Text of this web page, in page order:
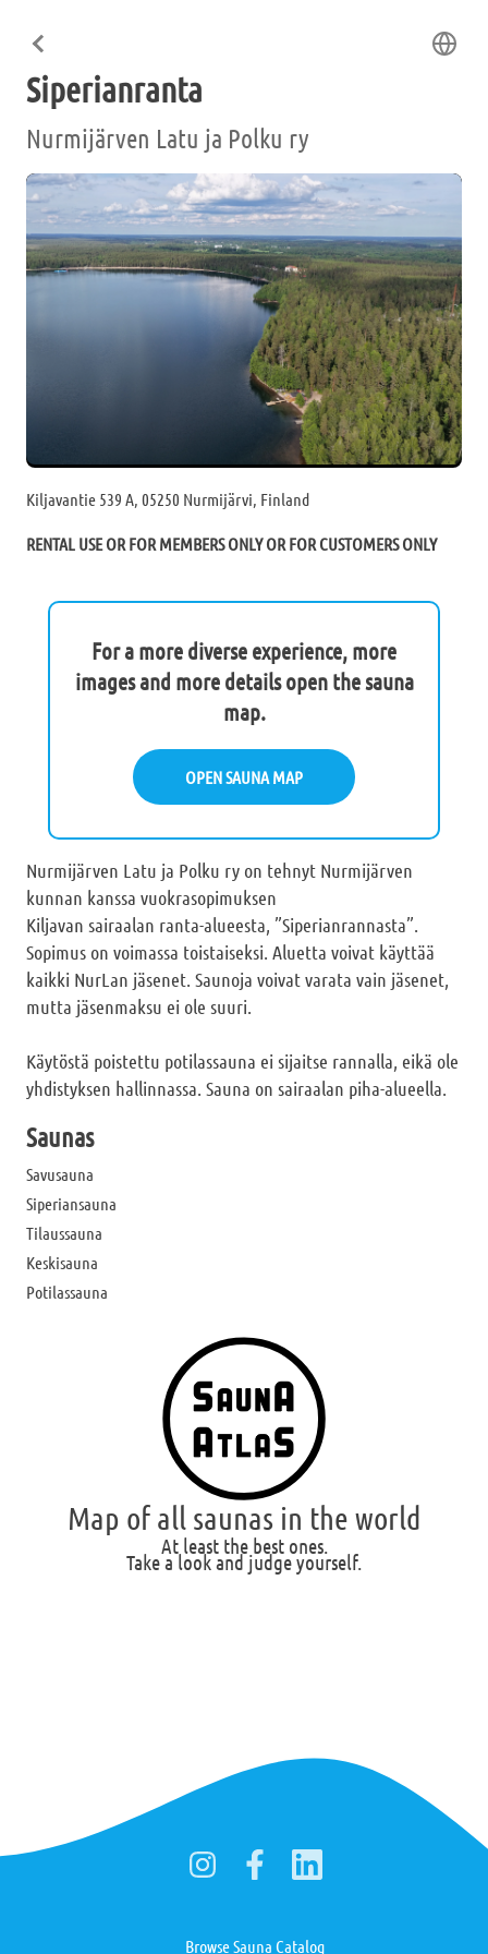
Siperianranta
Nurmijärven Latu ja Polku ry
Kiljavantie 539 A, 05250 Nurmijärvi, Finland
RENTAL USE OR FOR MEMBERS ONLY OR FOR CUSTOMERS ONLY
For a more diverse experience, more
images and more details open the sauna
map.
OPEN SAUNA MAP
Nurmijärven Latu ja Polku ry on tehnyt Nurmijärven
kunnan kanssa vuokrasopimuksen
Kiljavan sairaalan ranta-alueesta, ”Siperianrannasta”.
Sopimus on voimassa toistaiseksi. Aluetta voivat käyttää
kaikki NurLan jäsenet. Saunoja voivat varata vain jäsenet,
mutta jäsenmaksu ei ole suuri.
Käytöstä poistettu potilassauna ei sijaitse rannalla, eikä ole
yhdistyksen hallinnassa. Sauna on sairaalan piha-alueella.
Saunas
Savusauna
Siperiansauna
Tilaussauna
Keskisauna
Potilassauna
Map of all saunas in the world
At least the best ones.
Take a look and judge yourself.
Browse Sauna Catalog